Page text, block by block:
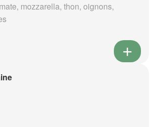
mozzarella, thon, oignons,